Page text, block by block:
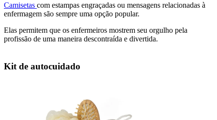
Camisetas com estampas engraçadas ou mensagens relacionadas à
enfermagem são sempre uma opção popular.
Elas permitem que os enfermeiros mostrem seu orgulho pela
profissão de uma maneira descontraída e divertida.
Kit de autocuidado